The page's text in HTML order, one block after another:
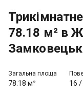
78.18 м² в
Загальна площа
78.18 м² 16 /